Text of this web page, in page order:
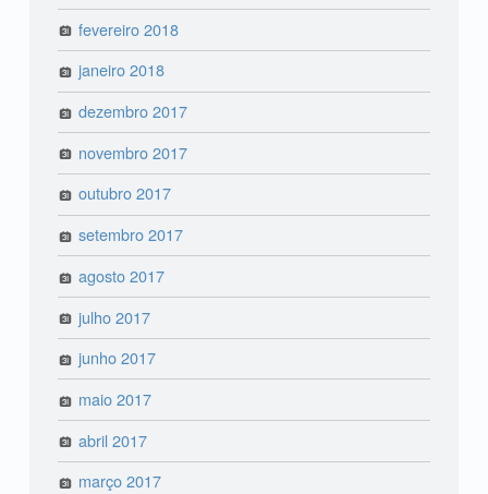
fevereiro 2018
janeiro 2018
dezembro 2017
novembro 2017
outubro 2017
setembro 2017
agosto 2017
julho 2017
junho 2017
maio 2017
abril 2017
março 2017